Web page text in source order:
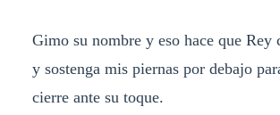
Gimo su nombre y eso hace que Rey
y sostenga mis piernas por debajo
cierre ante su toque.